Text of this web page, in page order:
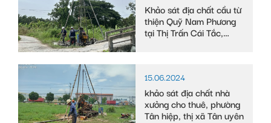
Khảo sát địa chất cầu từ
thiện Quỹ Nam Phương
tại Thị Trấn Cái Tắc,
15.06.2024
khảo sát địa chất nhà
xưởng cho thuê, phường
Tân hiệp, thị xã Tân uyên